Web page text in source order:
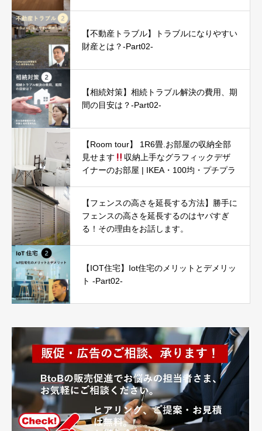
【不動産トラブル】トラブルになりやすい
財産とは？-Part02-
【相続対策】相続トラブル解決の費用、期
間の目安は？-Part02-
【Room tour】 1R6畳.お部屋の収納全部
見せます
収納上手なグラフィックデザ
イナーのお部屋 | IKEA・100均・プチプラ
【フェンスの高さを延長する方法】勝手に
フェンスの高さを延長するのはヤバすぎ
る！その理由をお話します。
【IOT住宅】Iot住宅のメリットとデメリッ
ト -Part02-